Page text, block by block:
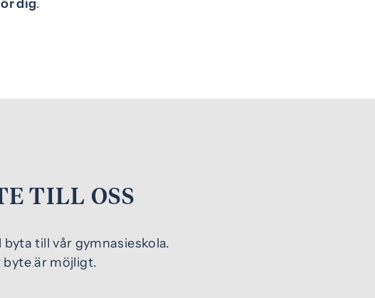
dig.
TILL OSS
till vår gymnasieskola.
är möjligt.